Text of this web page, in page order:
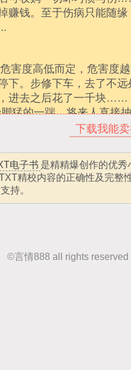
下载我能
电子书 是精精爆创作的优
精校内容的正确性及完
持。
©言情888 all rights